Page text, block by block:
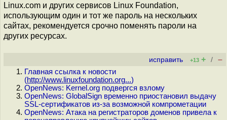
Linux.com и других сервисов Linux Foundation,
использующим один и тот же пароль на нескольких
сайтах, рекомендуется срочно поменять пароли на
других ресурсах.
исправить +13 + / –
Главная ссылка к новости
(http://www.linuxfoundation.org...)
OpenNews: Kernel.org подвергся взлому
OpenNews: GlobalSign временно приостановил выдачу
SSL-сертификатов из-за возможной компрометации
OpenNews: Атака на регистраторов доменов привела к